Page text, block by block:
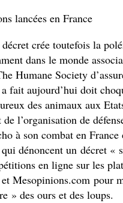
lancées en France
crée toutefois la
dans le monde
Humane Society
fait aujourd’hui doit
des animaux aux
l’organisation de
à son combat en France
dénoncent un décret «
en ligne sur les
Mesopinions.com pour
» des ours et des loups.